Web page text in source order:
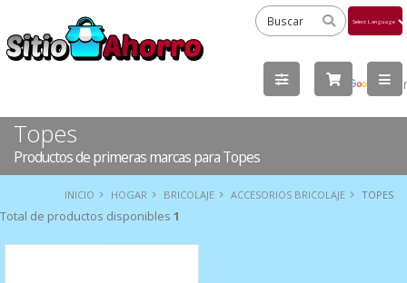
by
Topes
Productos de primeras marcas para Topes
INICIO HOGAR BRICOLAJE ACCESORIOS BRICOLAJE TOPES
Total de productos disponibles 1